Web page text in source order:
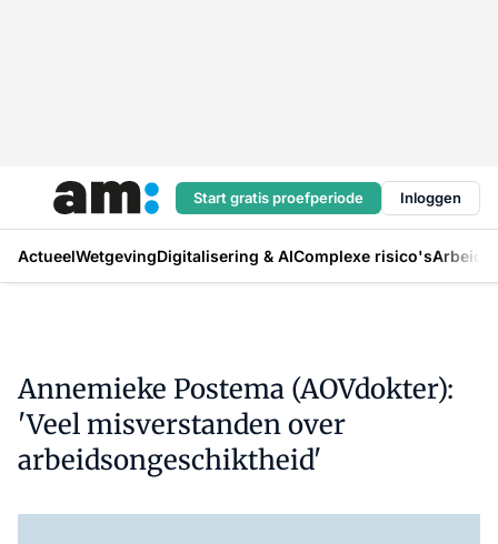
Start gratis proefperiode Inloggen
ActueelWetgevingDigitalisering & AIComplexe risico's
Annemieke Postema (AOVdokter):
'Veel misverstanden over
arbeidsongeschiktheid'